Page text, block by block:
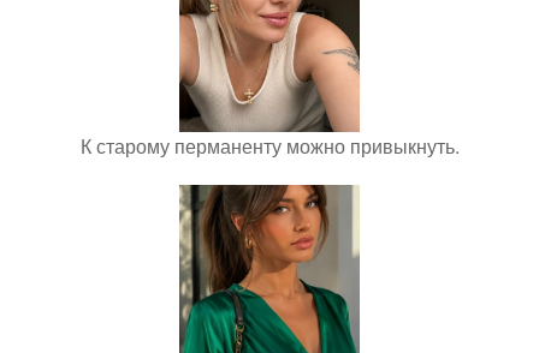
К старому перманенту можно привыкнуть.